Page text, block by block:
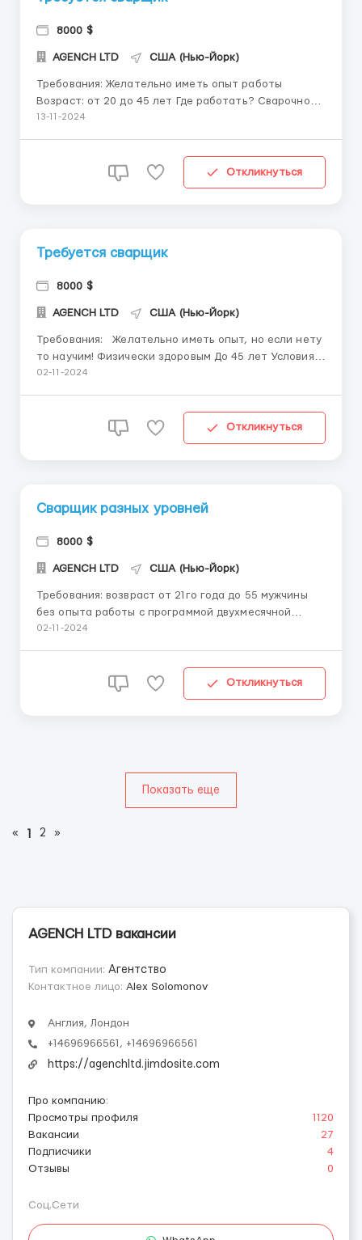
8000 $
AGENCH LTD США (Нью-Йорк)
Требования: Желательно иметь опыт работы
Возраст: от 20 до 45 лет Где работать? Сварочной
компании/завод по металу Условия работы: Рабочий
помощь, а именно: с переездом, по приезду...
13-11-2024
Откликнуться
Требуется сварщик
8000 $
AGENCH LTD США (Нью-Йорк)
Требования: Желательно иметь опыт, но если нету
то научим! Физически здоровым До 45 лет Условия
работы: 8 часов работы Перерыв между работой 1
02-11-2024
Откликнуться
Сварщик разных уровней
8000 $
AGENCH LTD США (Нью-Йорк)
Требования: возвраст от 21го года до 55 мужчины
без опыта работы с программой двухмесячной
оплачиваемой стажировкой без судимости Условия
смены с 7:00 до 19:00, ночной смены с 19:00 до 7:...
02-11-2024
Откликнуться
Показать еще
« 2 »
AGENCH LTD вакансии
Тип компании: Агентство
Контактное лицо: Alex Solomonov
Англия, Лондон
+14696966561, +14696966561
https://agenchltd.jimdosite.com
Про компанию:
Просмотры профиля
1120
Вакансии
27
Подписчики
4
Отзывы
0
Соц.Сети